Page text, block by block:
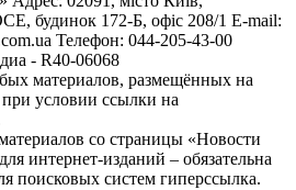
будинок 172-Б, офіс 208/1 E-mail:
Телефон: 044-205-43-00
- R40-06068
материалов, размещённых на
при условии ссылки на
со страницы «Новости
интернет-изданий – обязательна
поисковых систем гиперссылка.